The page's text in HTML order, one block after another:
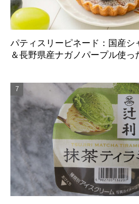
パティスリーピネード：国産シ
＆長野県産ナガノパープル使っ